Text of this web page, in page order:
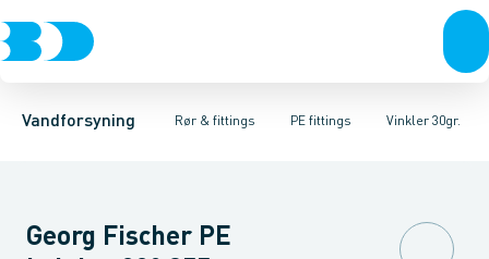
Vandforsyning Rør & fittings
Rør & fittingsKoblinger & anboringerMuffer, klemmer &
PE fittings
PE rørPE EL fittingsPE fittings Duktiljern fittingsVinkler 30gr.
Vinkler 90gr.Vinkler 60gr.Vinkler 45gr.Vinkler 30gr.Vinkler
Georg Fischer PE